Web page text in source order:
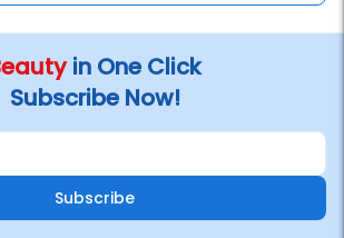
in One Click
Subscribe Now!
Subscribe